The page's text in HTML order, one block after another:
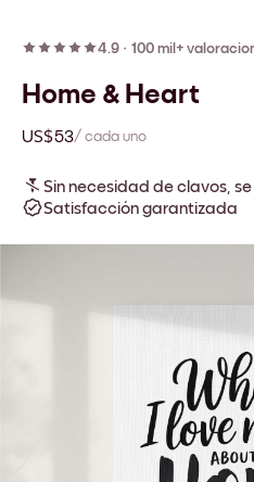
4.9 · 100 mil+
Home & Heart
US$53/ cada uno
Sin necesidad de clavos,
Satisfacción garantizada